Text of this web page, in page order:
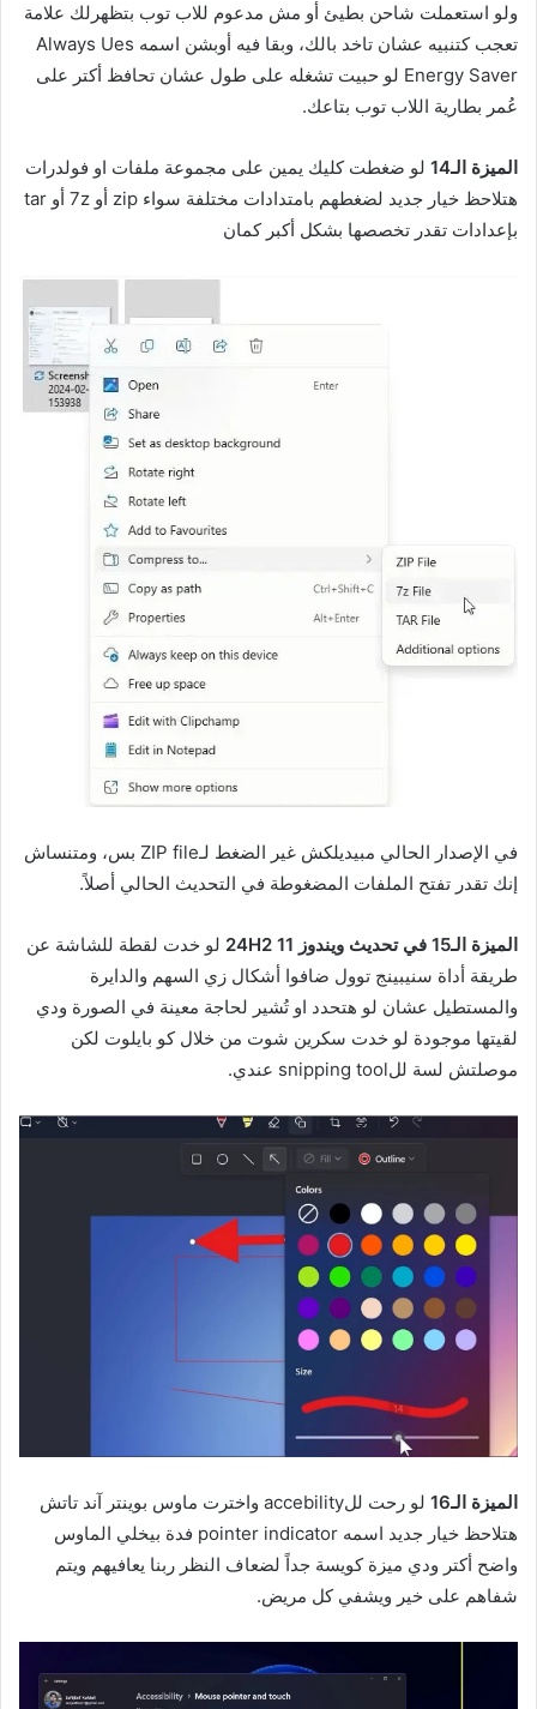
ولو استعملت شاحن بطيئ أو مش مدعوم للاب توب بتظهرلك علامة
تعجب كتنبيه عشان تاخد بالك،
وبقا فيه أوبشن اسمه Always Ues
Energy Saver لو حبيت تشغله على طول عشان تحافظ أكتر على
عُمر بطارية اللاب توب بتاعك.
الميزة الـ14
لو ضغطت كليك يمين على مجموعة ملفات او فولدرات
هتلاحظ خيار جديد لضغطهم بامتدادات مختلفة سواء zip أو 7z أو tar
بإعدادات تقدر تخصصها بشكل أكبر كمان
في الإصدار الحالي مبيديلكش غير الضغط لـZIP file بس، ومتنساش
إنك تقدر تفتح الملفات المضغوطة في التحديث الحالي أصلاً.
الميزة الـ15 في تحديث ويندوز 11 24H2
لو خدت لقطة للشاشة عن
طريقة أداة سنيبينج توول ضافوا أشكال زي السهم والدايرة
والمستطيل عشان لو هتحدد او تُشير لحاجة معينة في الصورة ودي
لقيتها موجودة لو خدت سكرين شوت من خلال كو بايلوت لكن
موصلتش لسة للsnipping tool عندي.
الميزة الـ16
لو رحت للaccebility واخترت ماوس بوينتر آند تاتش
هتلاحظ خيار جديد اسمه pointer indicator فدة بيخلي الماوس
واضح أكتر ودي ميزة كويسة جداً لضعاف النظر ربنا يعافيهم ويتم
شفاهم على خير ويشفي كل مريض.